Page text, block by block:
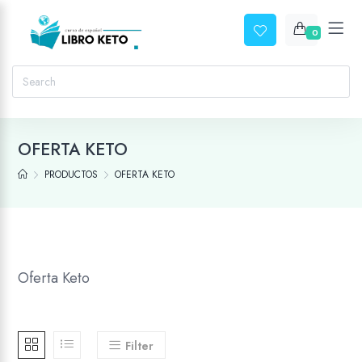
0
OFERTA KETO
PRODUCTOS OFERTA KETO
Oferta Keto
Filter